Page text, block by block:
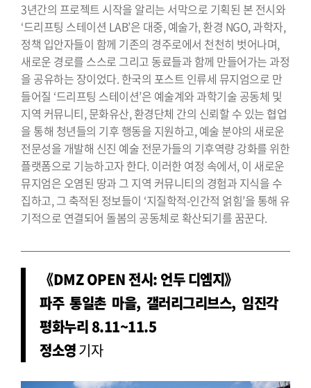
3년간의 프로젝트 시작을 알리는 서막으로 기획된 본 전시와
‘드리프팅 스테이션 LAB’은 대중, 예술가, 환경 NGO, 과학자,
정책 입안자들이 함께 기존의 경주로에서 천천히 벗어나며,
새로운 경로를 스스로 그리고 동료들과 함께 만들어가는 과정
을 공유하는 장이었다. 한국의 포스트 인류세 뮤지엄으로 만
들어질 ‘드리프팅 스테이션’은 예술계와 과학기술 공동체 및
지역 커뮤니티, 문화유산, 환경단체 간의 신뢰할 수 있는 협업
을 통해 청년들의 기후 행동을 지원하고, 예술 분야의 새로운
전문성을 개발해 신진 예술 전문가들의 기후역량 강화를 위한
플랫폼으로 기능하고자 한다. 이러한 여정 속에서, 이 새로운
뮤지엄은 오염된 땅과 그 지역 커뮤니티의 경험과 지식을 수
집하고, 그 축적된 정보들이 ‘지질학적-인간적 얽힘’을 통해 유
기적으로 연결되어 돌봄의 공동체로 확산되기를 꿈꾼다.
《DMZ OPEN 전시: 언두 디엠지》
파주 통일촌 마을, 갤러리그리브스, 임진각
평화누리 8.11~11.5
정소영기자